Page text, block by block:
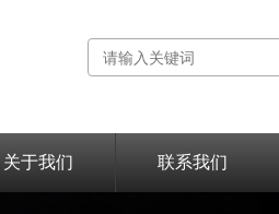
关于我们 联系我们